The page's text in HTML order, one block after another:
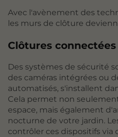
Avec l'avènement des
les murs de clôture
Clôtures connectées
Des systèmes de sécurité
des caméras intégrées ou
automatisés, s'installent
Cela permet non
espace, mais également
nocturne de votre jardin.
contrôler ces dispositifs via